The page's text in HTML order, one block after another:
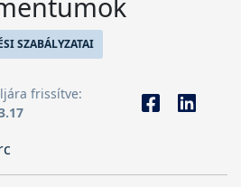
SZABÁLYZATAI
frissítve: